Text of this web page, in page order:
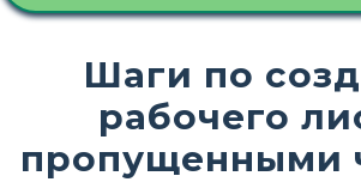
Шаги по
рабочего
пропущенными